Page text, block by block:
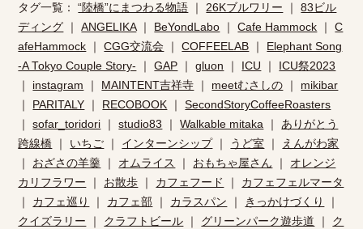
タグ一覧：“陸橋”にまつわる物語 ｜ 26Kブルワリー ｜83ビル
ディング ｜ANGELIKA｜ BeYondLabo ｜Cafe Hammock ｜C
afeHammock ｜CGG交流会 ｜COFFEELAB ｜ Elephant Song
-A Tokyo Couple Story- ｜GAP ｜gluon ｜ ICU ｜ ICU祭2023
｜ instagram ｜ MAINTENT吉祥寺 ｜ meetむさしの ｜ mikibar
｜ PARITALY ｜ RECOBOOK ｜SecondStoryCoffeeRoasters
｜sofar_toridori ｜studio83 ｜Walkable mitaka ｜ ありがとう
跨線橋 ｜ いちご ｜ インターンシップ｜ うど室 ｜
えんがわ家
｜ おざさの羊羹 ｜ オムライス ｜ おもちゃ屋さん ｜ オレンジ
カリフラワー ｜ お散歩 ｜ カフェフード ｜ カフェフェルマータ
｜ カフェ巡り ｜ カフェ部 ｜ カラスパン ｜ きっかけづくり
｜
クイズラリー ｜ クラフトビール ｜ グリーンパーク遊歩道 ｜ ク